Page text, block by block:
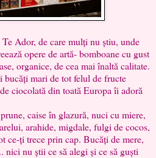
de care mulți nu știu, unde
opere de artă- bomboane cu gust
organice, de cea mai înaltă calitate.
bucăți mari de tot felul de fructe
ciocolată din toată Europa îi adoră
caise în glazură, nuci cu miere,
arahide, migdale, fulgi de cocos,
ce-ți trece prin cap. Bucăți de mere,
nici nu știi ce să alegi și ce să guști